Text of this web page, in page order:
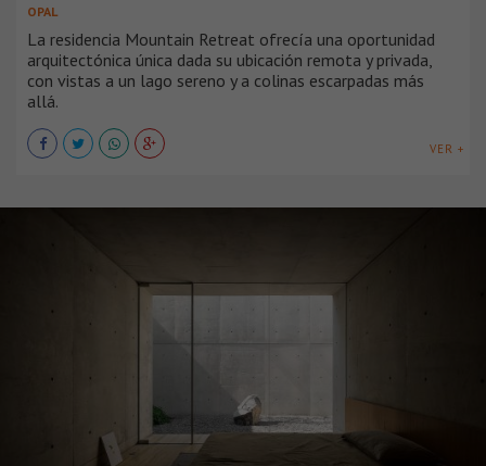
OPAL
La residencia Mountain Retreat ofrecía una oportunidad
arquitectónica única dada su ubicación remota y privada,
con vistas a un lago sereno y a colinas escarpadas más
allá.
VER +